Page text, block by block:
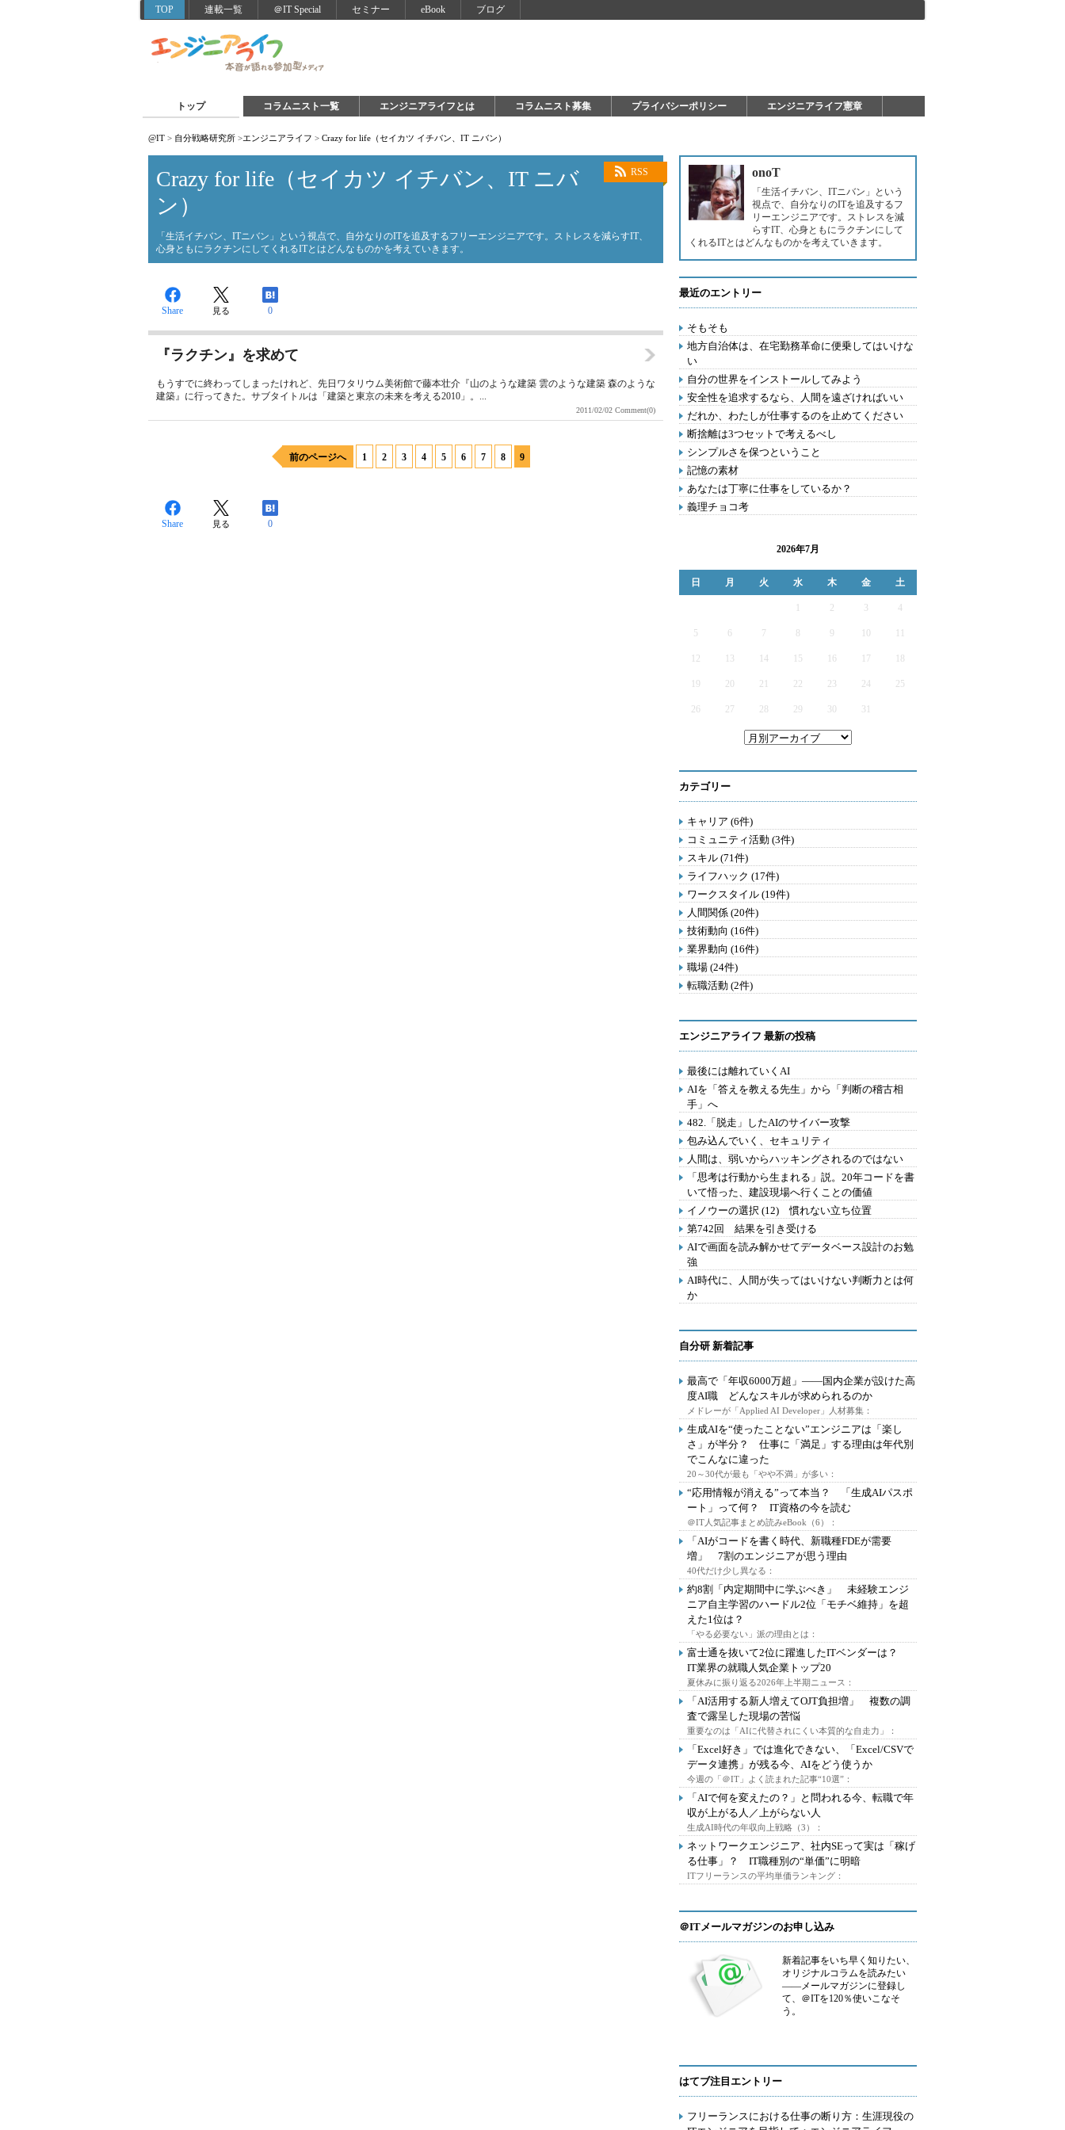
TOP 連載一覧 ＠IT Special セミナー eBook ブログ
トップ コラムニスト一覧 エンジニアライフとは コラムニスト募集 プライバシーポリシー エンジニアライフ憲章
@IT > 自分戦略研究所 >エンジニアライフ > Crazy for life（セイカツ イチバン、IT ニバン）
RSS
Crazy for life（セイカツ イチバン、IT ニバ
ン）
「生活イチバン、ITニバン」という視点で、自分なりのITを追及するフリーエンジニアです。ストレスを減らすIT、
心身ともにラクチンにしてくれるITとはどんなものかを考えていきます。
Share 見る 0
『ラクチン』を求めて
もうすでに終わってしまったけれど、先日ワタリウム美術館で藤本壮介『山のような建築 雲のような建築 森のような
建築』に行ってきた。サブタイトルは「建築と東京の未来を考える2010」。...
2011/02/02 Comment(0)
前のページへ 1 2 3 4 5 6 7 8 9
Share 見る 0
onoT
「生活イチバン、ITニバン」という
視点で、自分なりのITを追及するフ
リーエンジニアです。ストレスを減
らすIT、心身ともにラクチンにして
くれるITとはどんなものかを考えていきます。
最近のエントリー
そもそも
地方自治体は、在宅勤務革命に便乗してはいけな
い
自分の世界をインストールしてみよう
安全性を追求するなら、人間を遠ざければいい
だれか、わたしが仕事するのを止めてください
断捨離は3つセットで考えるべし
シンプルさを保つということ
記憶の素材
あなたは丁寧に仕事をしているか？
義理チョコ考
2026年7月
日 月 火 水 木 金 土
2 3 4
5 6 7 9
12 13 14 15 16 17
19 20 21 22 23 24 25
26 27 28 29 30 31
カテゴリー
キャリア (6件)
コミュニティ活動 (3件)
スキル (71件)
ライフハック (17件)
ワークスタイル (19件)
人間関係 (20件)
技術動向 (16件)
業界動向 (16件)
職場 (24件)
転職活動 (2件)
エンジニアライフ 最新の投稿
最後には離れていくAI
AIを「答えを教える先生」から「判断の稽古相
手」へ
482.「脱走」したAIのサイバー攻撃
包み込んでいく、セキュリティ
人間は、弱いからハッキングされるのではない
「思考は行動から生まれる」説。20年コードを書
いて悟った、建設現場へ行くことの価値
イノウーの選択 (12) 慣れない立ち位置
第742回 結果を引き受ける
AIで画面を読み解かせてデータベース設計のお勉
強
AI時代に、人間が失ってはいけない判断力とは何
か
自分研 新着記事
最高で「年収6000万超」――国内企業が設けた高
度AI職 どんなスキルが求められるのか
メドレーが「Applied AI Developer」人材募集：
生成AIを“使ったことない”エンジニアは「楽し
さ」が半分？ 仕事に「満足」する理由は年代別
でこんなに違った
20～30代が最も「やや不満」が多い：
“応用情報が消える”って本当？ 「生成AIパスポ
ート」って何？ IT資格の今を読む
＠IT人気記事まとめ読みeBook（6）：
「AIがコードを書く時代、新職種FDEが需要
増」 7割のエンジニアが思う理由
40代だけ少し異なる：
約8割「内定期間中に学ぶべき」 未経験エンジ
ニア自主学習のハードル2位「モチベ維持」を超
えた1位は？
「やる必要ない」派の理由とは：
富士通を抜いて2位に躍進したITベンダーは？
IT業界の就職人気企業トップ20
夏休みに振り返る2026年上半期ニュース：
「AI活用する新人増えてOJT負担増」 複数の調
査で露呈した現場の苦悩
重要なのは「AIに代替されにくい本質的な自走力」：
「Excel好き」では進化できない、「Excel/CSVで
データ連携」が残る今、AIをどう使うか
今週の「＠IT」よく読まれた記事“10選”：
「AIで何を変えたの？」と問われる今、転職で年
収が上がる人／上がらない人
生成AI時代の年収向上戦略（3）：
ネットワークエンジニア、社内SEって実は「稼げ
る仕事」？ IT職種別の“単価”に明暗
ITフリーランスの平均単価ランキング：
＠ITメールマガジンのお申し込み
新着記事をいち早く知りたい、
オリジナルコラムを読みたい
――メールマガジンに登録し
て、＠ITを120％使いこなそ
う。
はてブ注目エントリー
フリーランスにおける仕事の断り方：生涯現役の